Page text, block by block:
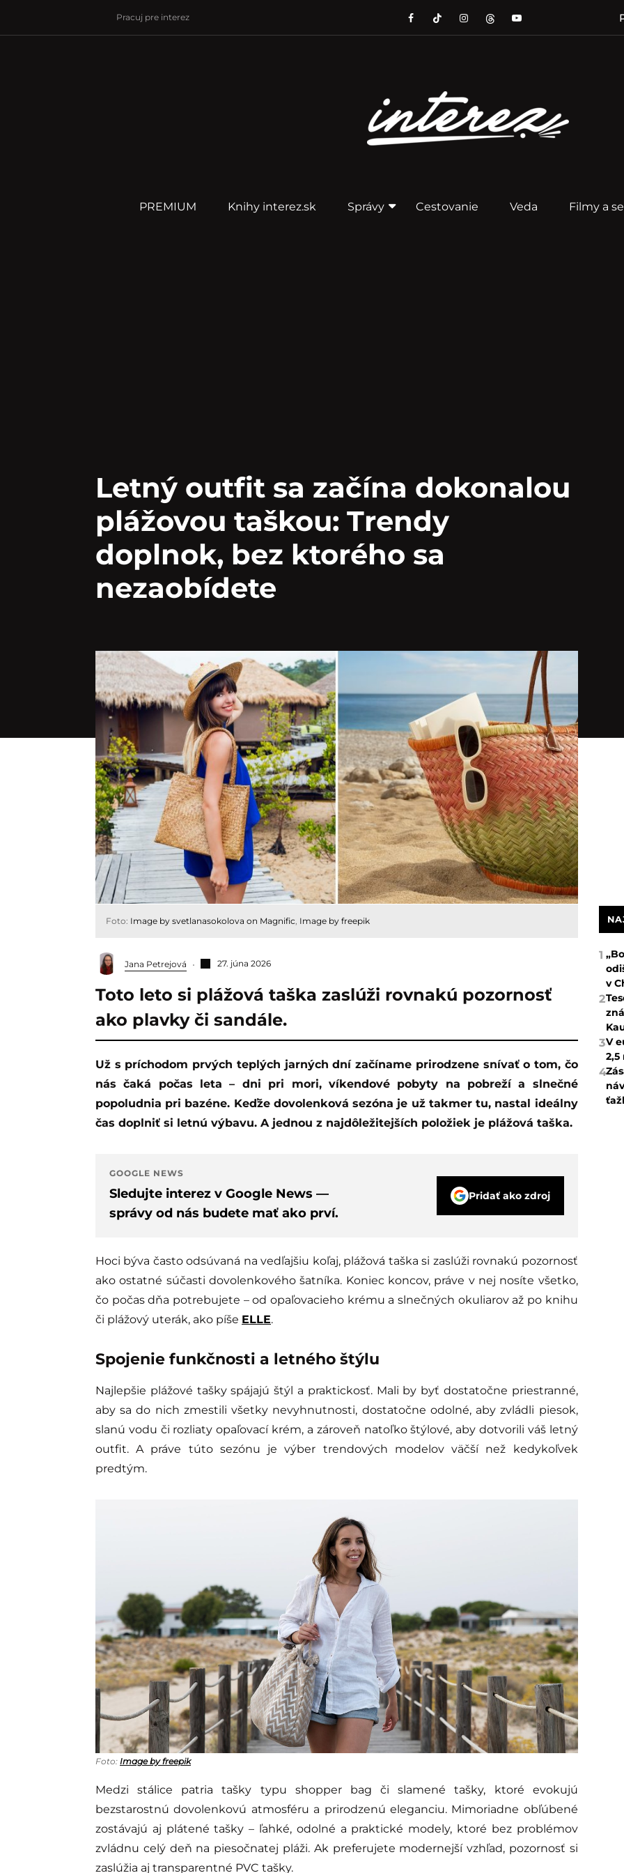
Pracuj pre interez
PREMIUM Knihy interez.sk Správy Cestovanie Veda Filmy a
Letný outfit sa začína dokonalou
plážovou taškou: Trendy
doplnok, bez ktorého sa
nezaobídete
Foto: Image by svetlanasokolova on Magnific, Image by freepik
Jana Petrejová 27. júna 2026
Toto leto si plážová taška zaslúži rovnakú pozornosť
ako plavky či sandále.
Už s príchodom prvých teplých jarných dní začíname prirodzene snívať o tom, čo
nás čaká počas leta – dni pri mori, víkendové pobyty na pobreží a slnečné
popoludnia pri bazéne. Keďže dovolenková sezóna je už takmer tu, nastal ideálny
čas doplniť si letnú výbavu. A jednou z najdôležitejších položiek je plážová taška.
GOOGLE NEWS
Sledujte interez v Google News —
správy od nás budete mať ako prví.
Pridať ako zdroj
Hoci býva často odsúvaná na vedľajšiu koľaj, plážová taška si zaslúži rovnakú pozornosť
ako ostatné súčasti dovolenkového šatníka. Koniec koncov, práve v nej nosíte všetko,
čo počas dňa potrebujete – od opaľovacieho krému a slnečných okuliarov až po knihu
či plážový uterák, ako píše ELLE.
Spojenie funkčnosti a letného štýlu
Najlepšie plážové tašky spájajú štýl a praktickosť. Mali by byť dostatočne priestranné,
aby sa do nich zmestili všetky nevyhnutnosti, dostatočne odolné, aby zvládli piesok,
slanú vodu či rozliaty opaľovací krém, a zároveň natoľko štýlové, aby dotvorili váš letný
outfit. A práve túto sezónu je výber trendových modelov väčší než kedykoľvek
predtým.
Foto: Image by freepik
Medzi stálice patria tašky typu shopper bag či slamené tašky, ktoré evokujú
bezstarostnú dovolenkovú atmosféru a prirodzenú eleganciu. Mimoriadne obľúbené
zostávajú aj plátené tašky – ľahké, odolné a praktické modely, ktoré bez problémov
zvládnu celý deň na piesočnatej pláži. Ak preferujete modernejší vzhľad, pozornosť si
zaslúžia aj transparentné PVC tašky.
1
v
2
3V
2,5
4